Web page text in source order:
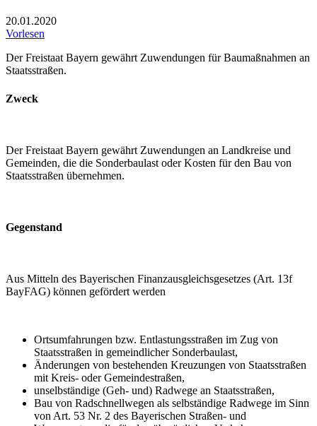
20.01.2020
Vorlesen
Der Freistaat Bayern gewährt Zuwendungen für Baumaßnahmen an
Staatsstraßen.
Zweck
Der Freistaat Bayern gewährt Zuwendungen an Landkreise und
Gemeinden, die die Sonderbaulast oder Kosten für den Bau von
Staatsstraßen übernehmen.
Gegenstand
Aus Mitteln des Bayerischen Finanzausgleichsgesetzes (Art. 13f
BayFAG) können gefördert werden
Ortsumfahrungen bzw. Entlastungsstraßen im Zug von
Staatsstraßen in gemeindlicher Sonderbaulast,
Änderungen von bestehenden Kreuzungen von Staatsstraßen
mit Kreis- oder Gemeindestraßen,
unselbständige (Geh- und) Radwege an Staatsstraßen,
Bau von Radschnellwegen als selbständige Radwege im Sinn
von Art. 53 Nr. 2 des Bayerischen Straßen- und